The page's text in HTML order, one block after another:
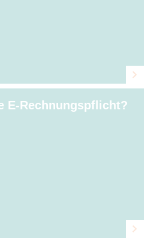
E-Rechnungspflicht?